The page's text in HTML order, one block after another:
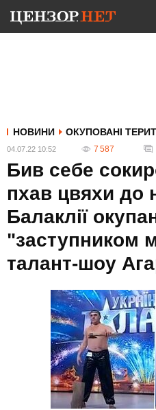
НОВИНИ ОКУПОВАНІ
04.07.22 10:52 7 587
Бив себе
пхав цвяхи до
Балаклії
"заступником
талант-шоу